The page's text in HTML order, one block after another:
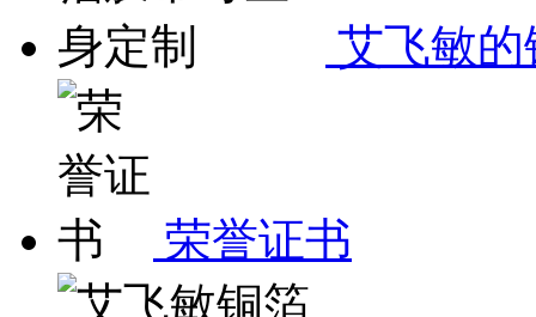
艾飞敏
荣誉证书